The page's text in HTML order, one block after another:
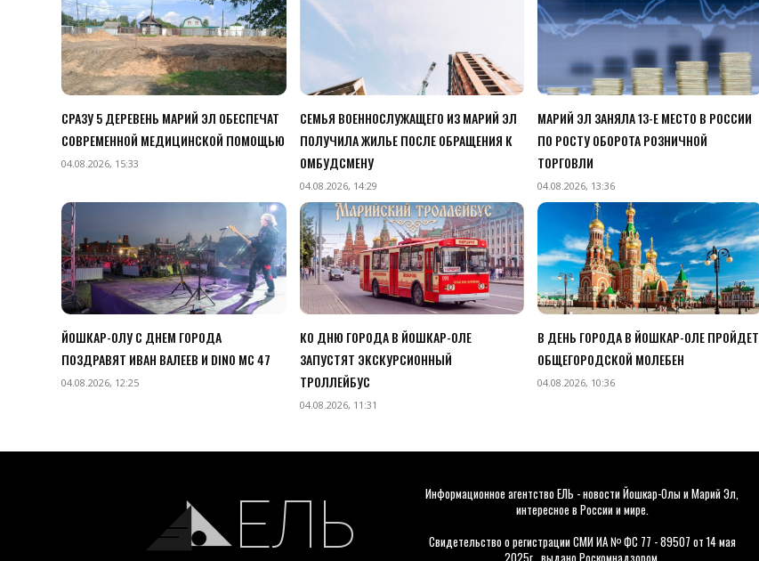
СРАЗУ 5 ДЕРЕВЕНЬ МАРИЙ ЭЛ ОБЕСПЕЧАТ
СОВРЕМЕННОЙ МЕДИЦИНСКОЙ ПОМОЩЬЮ
04.08.2026, 15:33
СЕМЬЯ ВОЕННОСЛУЖАЩЕГО ИЗ МАРИЙ ЭЛ
ПОЛУЧИЛА ЖИЛЬЕ ПОСЛЕ ОБРАЩЕНИЯ К
ОМБУДСМЕНУ
04.08.2026, 14:29
МАРИЙ ЭЛ ЗАНЯЛА 13-Е МЕСТО В РОССИИ
ПО РОСТУ ОБОРОТА РОЗНИЧНОЙ
ТОРГОВЛИ
04.08.2026, 13:36
ЙОШКАР-ОЛУ С ДНЕМ ГОРОДА
ПОЗДРАВЯТ ИВАН ВАЛЕЕВ И DINO MC 47
04.08.2026, 12:25
КО ДНЮ ГОРОДА В ЙОШКАР-ОЛЕ
ЗАПУСТЯТ ЭКСКУРСИОННЫЙ
ТРОЛЛЕЙБУС
04.08.2026, 11:31
В ДЕНЬ ГОРОДА В ЙОШКАР-ОЛЕ ПРОЙДЕТ
ОБЩЕГОРОДСКОЙ МОЛЕБЕН
04.08.2026, 10:36
ЕЛЬ
Информационное агентство ЕЛЬ - новости Йошкар-Олы и Марий Эл,
интересное в России и мире.
Свидетельство о регистрации СМИ ИА № ФС 77 - 89507 от 14 мая